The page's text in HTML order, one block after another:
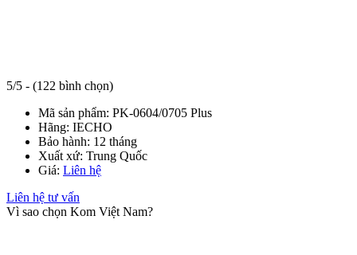
5/5 - (122 bình chọn)
Mã sản phẩm: PK-0604/0705 Plus
Hãng: IECHO
Bảo hành: 12 tháng
Xuất xứ: Trung Quốc
Giá: Liên hệ
Liên hệ tư vấn
Vì sao chọn Kom Việt Nam?